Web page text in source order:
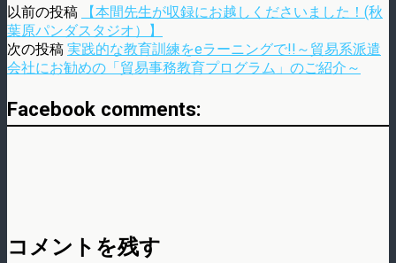
以前の投稿
【本間先生が収録にお越しくださいました！(秋
葉原パンダスタジオ）】
次の投稿 実践的な教育訓練をeラーニングで!!～貿易系派遣
会社にお勧めの「貿易事務教育プログラム」のご紹介～
Facebook comments:
コメントを残す